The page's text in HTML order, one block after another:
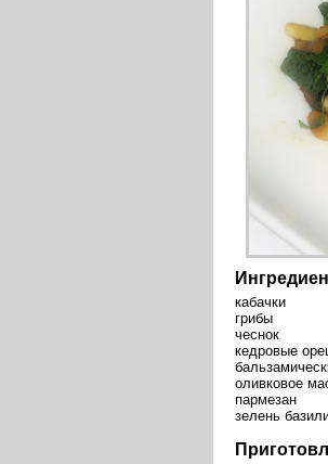
кабачки
грибы
чеснок
кедровые
оливковое
пармезан
зелень